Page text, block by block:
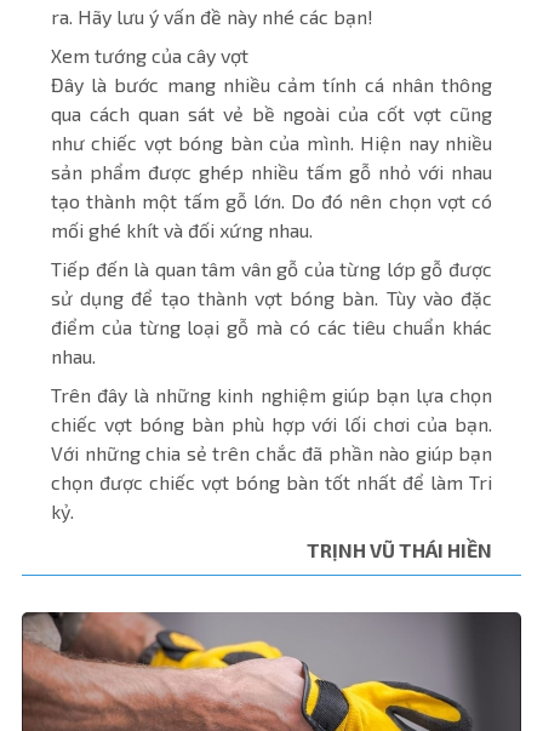
ra. Hãy lưu ý vấn đề này nhé các bạn!
Xem tướng của cây vợt
Đây là bước mang nhiều cảm tính cá nhân thông
qua cách quan sát vẻ bề ngoài của cốt vợt cũng
như chiếc vợt bóng bàn của mình. Hiện nay nhiều
sản phẩm được ghép nhiều tấm gỗ nhỏ với nhau
tạo thành một tấm gỗ lớn. Do đó nên chọn vợt có
mối ghé khít và đối xứng nhau.
Tiếp đến là quan tâm vân gỗ của từng lớp gỗ được
sử dụng để tạo thành vợt bóng bàn. Tùy vào đặc
điểm của từng loại gỗ mà có các tiêu chuẩn khác
nhau.
Trên đây là những kinh nghiệm giúp bạn lựa chọn
chiếc vợt bóng bàn phù hợp với lối chơi của bạn.
Với những chia sẻ trên chắc đã phần nào giúp bạn
chọn được chiếc vợt bóng bàn tốt nhất để làm Tri
kỷ.
TRỊNH VŨ THÁI HIỀN